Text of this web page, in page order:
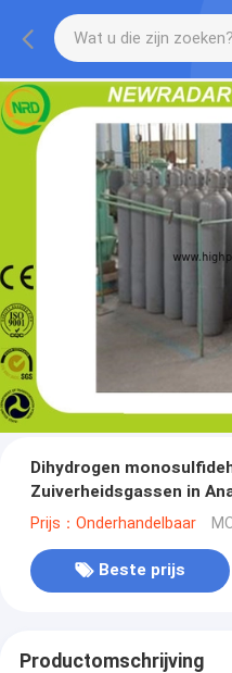
Dihydrogen
Zuiverheidsgassen in
gebruikt
Prijs：Onderhandelbaar
Beste prijs
Productomschrijving